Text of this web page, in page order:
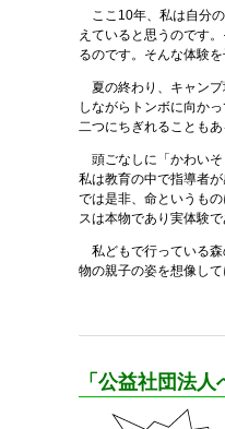
ここ10年、私は自分の
えていると思うのです
るのです。そんな体験
夏の終わり、キャンプ
しながらトンボに向か
二つにちぎれることも
頭ごなしに「かわいそ
私は教育の中で指導者
では是非、命というも
スは本物であり実体験で
私どもで行っている森
物の親子の姿を想像し
「公益社団法